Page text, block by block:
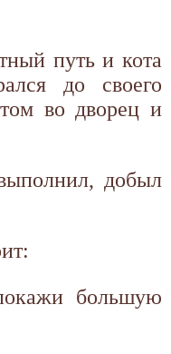
путь и кота
до своего
во дворец и
добыл
большую